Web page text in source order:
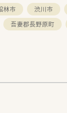
林市 渋川市
吾妻郡長野原町